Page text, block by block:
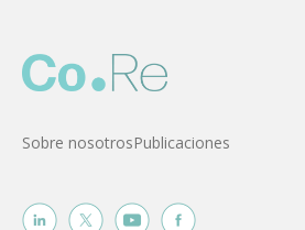
Sobre nosotrosPublicaciones